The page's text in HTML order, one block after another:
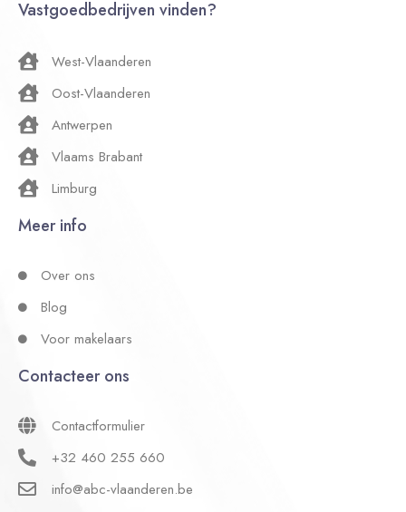
Vastgoedbedrijven vinden?
West-Vlaanderen
Oost-Vlaanderen
Antwerpen
Vlaams Brabant
Limburg
Meer info
Over ons
Blog
Voor makelaars
Contacteer ons
Contactformulier
+32 460 255 660
info@abc-vlaanderen.be